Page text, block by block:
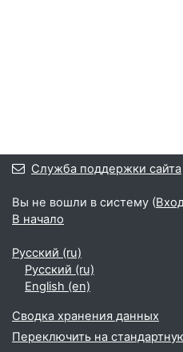
Служба поддержки сайта
Вы не вошли в систему (
В начало
Русский ‎(ru)‎
Русский ‎(ru)‎
English ‎(en)‎
Сводка хранения данных
Переключить на